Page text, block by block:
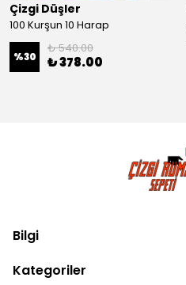
Çizgi Düşler
100 Kurşun 10 Harap
%30
₺ 540.00
₺ 378.00
Bilgi
Kategoriler